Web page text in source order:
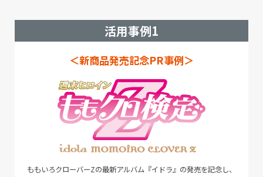
活用事例1
＜新商品発売記念PR事例＞
ももいろクローバーZの最新アルバム『イドラ』の発売を記念し、